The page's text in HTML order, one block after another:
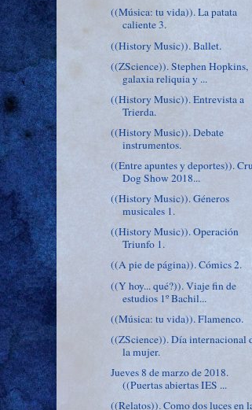
((Música: tu vida)). La patata
caliente 3.
((History Music)). Ballet.
((ZScience)). Stephen Hopkins,
galaxia reliquia y ...
((History Music)). Entrevista a
Trierda.
((History Music)). Debate
instrumentos.
((Entre apuntes y deportes)).
Dog Show 2018...
((History Music)). Géneros
musicales 1.
((History Music)). Operación
Triunfo 1.
((A pie de página)). Cómics 2.
((Y hoy... qué?)). Viaje fin de
estudios 1º Bachil...
((Música: tu vida)). Flamenco.
((ZScience)). Día internacional
la mujer.
Jueves 8 de marzo de 2018.
((Puertas abiertas IES ...
((Relatos)). Como dos luces en